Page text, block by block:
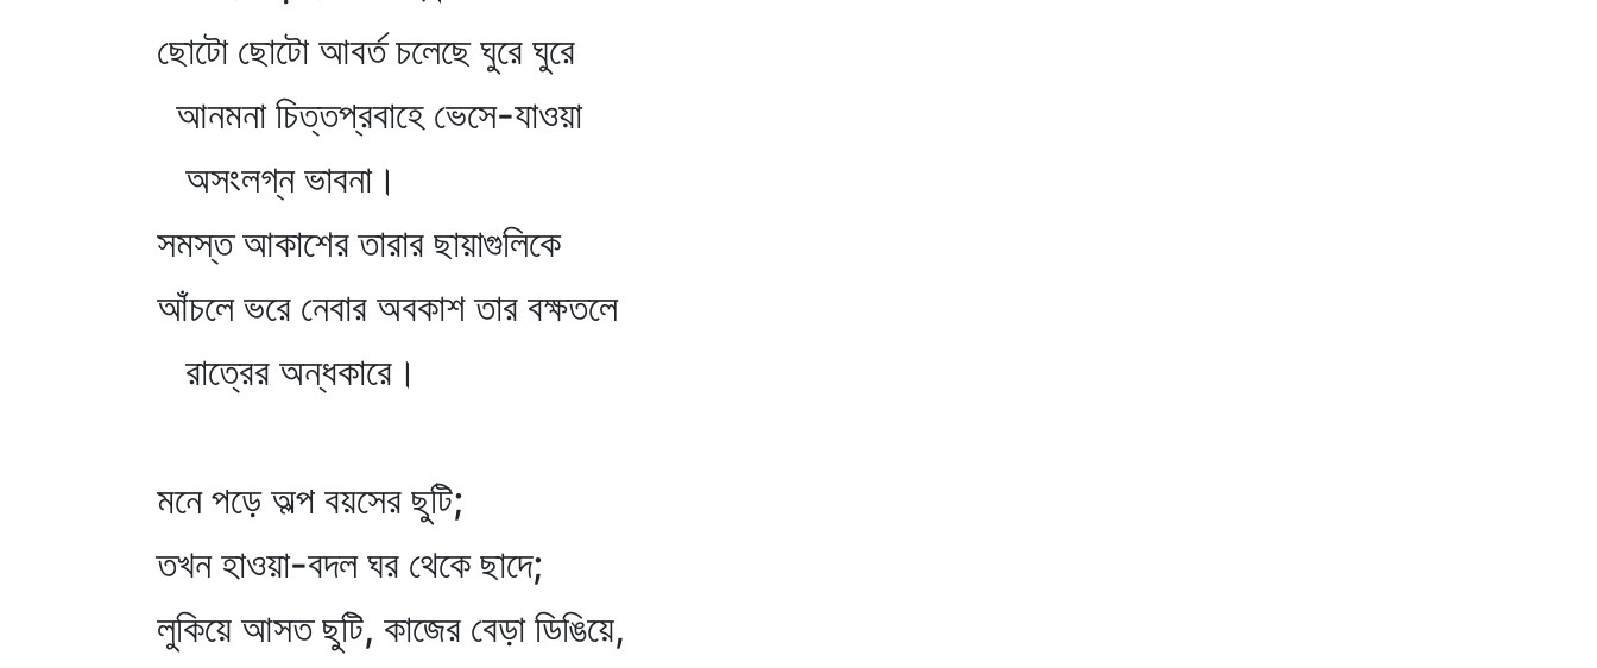
ছোটো ছোটো আবর্ত চলেছে ঘুরে ঘুরে
আনমনা চিত্তপ্রবাহে ভেসে-যাওয়া
অসংলগ্ন ভাবনা।
সমস্ত আকাশের তারার ছায়াগুলিকে
আঁচলে ভরে নেবার অবকাশ তার বক্ষতলে
রাত্রের অন্ধকারে।
মনে পড়ে অল্প বয়সের ছুটি;
তখন হাওয়া-বদল ঘর থেকে ছাদে;
লুকিয়ে আসত ছুটি, কাজের বেড়া ডিঙিয়ে,